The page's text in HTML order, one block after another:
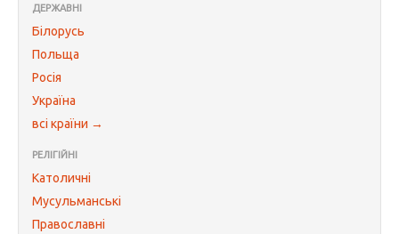
ДЕРЖАВНІ
Білорусь
Польща
Росія
Україна
всі країни →
РЕЛІГІЙНІ
Католичні
Мусульманські
Православні